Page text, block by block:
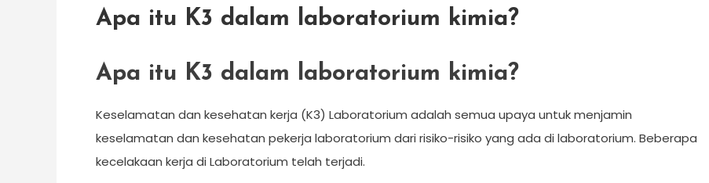
Apa itu K3 dalam laboratorium kimia?
Apa itu K3 dalam laboratorium kimia?
Keselamatan dan kesehatan kerja (K3) Laboratorium adalah semua upaya untuk menjamin
keselamatan dan kesehatan pekerja laboratorium dari risiko-risiko yang ada di laboratorium. Beberapa
kecelakaan kerja di Laboratorium telah terjadi.